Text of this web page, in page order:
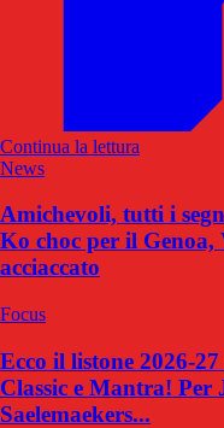
Continua la lettura
News
Amichevoli, tutti i
Ko choc per il
acciaccato
Focus
Ecco il listone 2026-
Classic e Mantra! Per
Saelemaekers...